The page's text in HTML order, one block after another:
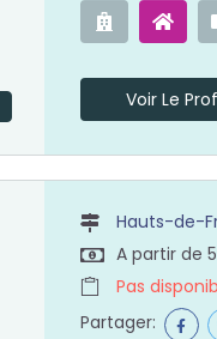
Voir Le
Hauts-de-
A partir de
Pas
Partager: